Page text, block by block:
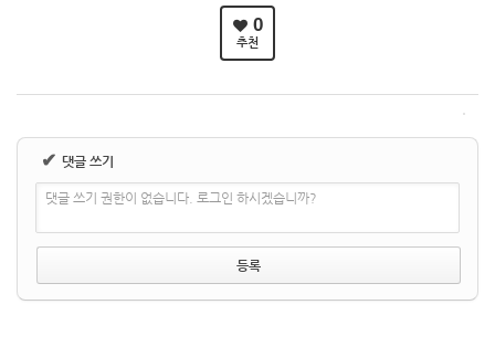
0
추천
✔ 댓글 쓰기
댓글 쓰기 권한이 없습니다. 로그인 하시겠습니까?